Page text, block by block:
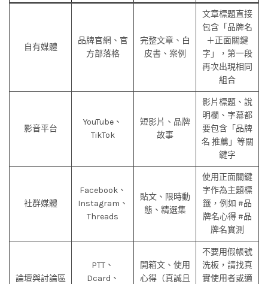
自有媒體
品牌官網、官
方部落格
完整文章、白
皮書、案例
文章標題直接
包含「品牌名
＋正面關鍵
字」，第一段
再次出現相同
組合
影音平台
YouTube、
TikTok
短影片、品牌
故事
影片標題、說
明欄、字幕都
要包含「品牌
名 推薦」等關
鍵字
社群媒體
Facebook、
Instagram、
Threads
貼文、限時動
態、精選集
使用正面關鍵
字作為主題標
籤，例如 #品
牌名心得 #品
牌名實測
論壇與討論區
PTT、
Dcard、
開箱文、使用
心得（真誠且
不要用假帳號
洗板，請找真
實使用者或適